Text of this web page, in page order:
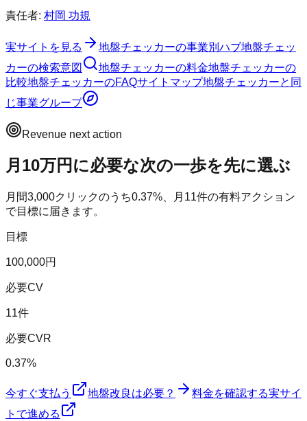
責任者: 村岡 功規
実サイトを見る 地盤チェッカーの事業別ハブ地盤チェッ
カーの検索意図 地盤チェッカーの料金地盤チェッカーの
比較地盤チェッカーのFAQサイトマップ地盤チェッカーと同
じ事業グループ
Revenue next action
月10万円に必要な次の一歩を先に選ぶ
月間3,000クリックのうち0.37%、月 11件の有料アクション
で目標に届きます。
目標
100,000円
必要CV
11件
必要CVR
0.37%
今すぐ支払う 地盤改良は必要？ 料金を確認する実サイ
トで進める